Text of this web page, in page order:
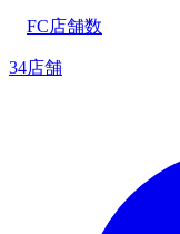
FC店舗数
34店舗